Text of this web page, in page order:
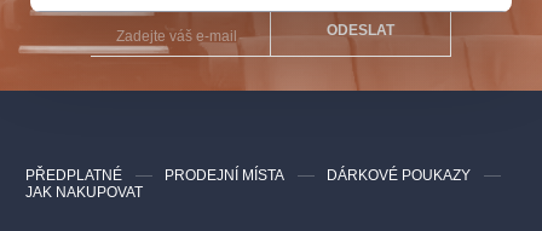
Dawn Chorus
a další
ODESLAT
PŘEDPLATNÉ PRODEJNÍ MÍSTA
DÁRKOVÉ POUKAZY
JAK NAKUPOVAT